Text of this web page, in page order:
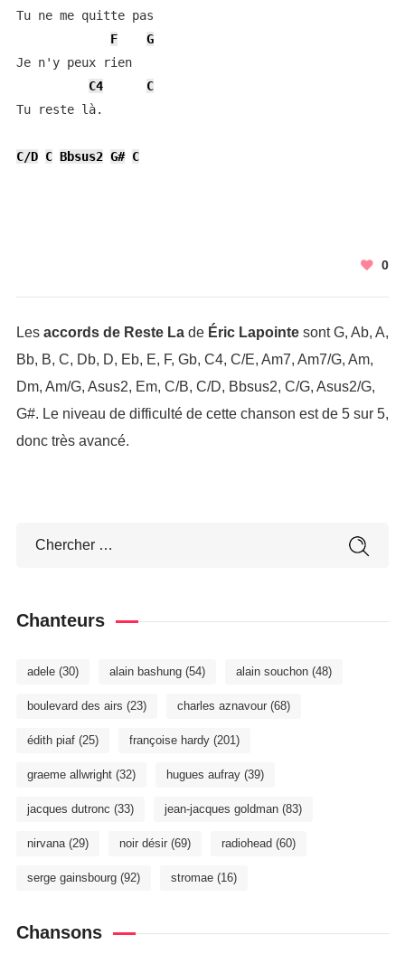
Tu ne me quitte pas
F
G
Je n'y peux rien
C4
C
Tu reste là.
C/D C Bbsus2 G# C
0
Les accords de Reste Lade Éric Lapointesont G, Ab, A,
Bb, B, C, Db, D, Eb, E, F, Gb, C4, C/E, Am7, Am7/G, Am,
Dm, Am/G, Asus2, Em, C/B, C/D, Bbsus2, C/G, Asus2/G,
G#. Le niveau de difficulté de cette chanson est de 5 sur 5,
donc très avancé.
Chanteurs
adele(30) alain bashung(54) alain souchon(48)
boulevard des airs (23) charles aznavour(68)
édith piaf(25) françoise hardy(201)
graeme allwright(32) hugues aufray(39)
jacques dutronc (33) jean-jacques goldman(83)
nirvana(29) noir désir(69) radiohead (60)
serge gainsbourg(92) stromae(16)
Chansons